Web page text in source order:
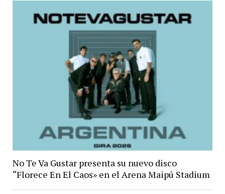
No Te Va Gustar presenta su nuevo disco
“Florece En El Caos» en el Arena Maipú Stadium